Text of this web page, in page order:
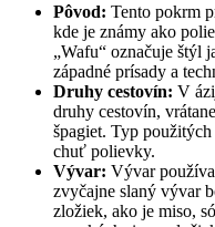
Pôvod: Tento pokrm
kde je známy ako
„Wafu“ označuje štýl
západné prísady a
Druhy cestovín: V
druhy cestovín,
špagiet. Typ
chuť polievky.
Vývar: Vývar
zvyčajne slaný vývar
zložiek, ako je miso,